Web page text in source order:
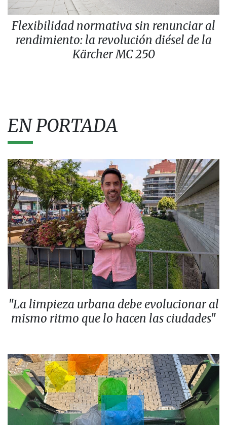
Flexibilidad normativa sin renunciar al
rendimiento: la revolución diésel de la
Kärcher MC 250
EN PORTADA
"La limpieza urbana debe evolucionar al
mismo ritmo que lo hacen las ciudades"